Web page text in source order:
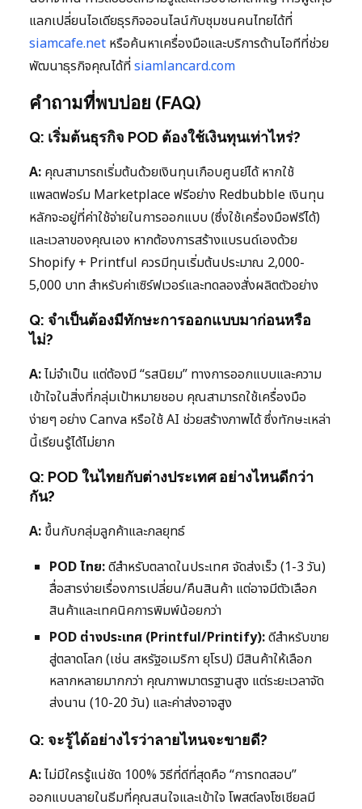
แลกเปลี่ยนไอเดียธุรกิจออนไลน์กับชุมชนคนไทยได้ที่
siamcafe.net หรือค้นหาเครื่องมือและบริการด้านไอทีที่ช่วย
พัฒนาธุรกิจคุณได้ที่siamlancard.com
คำถามที่พบบ่อย (FAQ)
Q: เริ่มต้นธุรกิจ POD ต้องใช้เงินทุนเท่าไหร่?
A: คุณสามารถเริ่มต้นด้วยเงินทุนเกือบศูนย์ได้ หากใช้
แพลตฟอร์ม Marketplace ฟรีอย่าง Redbubble เงินทุน
หลักจะอยู่ที่ค่าใช้จ่ายในการออกแบบ (ซึ่งใช้เครื่องมือฟรีได้)
และเวลาของคุณเอง หากต้องการสร้างแบรนด์เองด้วย
Shopify + Printful ควรมีทุนเริ่มต้นประมาณ 2,000-
5,000 บาท สำหรับค่าเซิร์ฟเวอร์และทดลองสั่งผลิตตัวอย่าง
Q: จำเป็นต้องมีทักษะการออกแบบมาก่อนหรือ
ไม่?
A:ไม่จำเป็น แต่ต้องมี “รสนิยม” ทางการออกแบบและความ
เข้าใจในสิ่งที่กลุ่มเป้าหมายชอบ คุณสามารถใช้เครื่องมือ
ง่ายๆ อย่าง Canva หรือใช้ AI ช่วยสร้างภาพได้ ซึ่งทักษะเหล่า
นี้เรียนรู้ได้ไม่ยาก
Q: POD ในไทยกับต่างประเทศ อย่างไหนดีกว่า
กัน?
A: ขึ้นกับกลุ่มลูกค้าและกลยุทธ์
POD ไทย:ดีสำหรับตลาดในประเทศ จัดส่งเร็ว (1-3 วัน)
สื่อสารง่ายเรื่องการเปลี่ยน/คืนสินค้า แต่อาจมีตัวเลือก
สินค้าและเทคนิคการพิมพ์น้อยกว่า
POD ต่างประเทศ (Printful/Printify):ดีสำหรับขาย
สู่ตลาดโลก (เช่น สหรัฐอเมริกา ยุโรป) มีสินค้าให้เลือก
หลากหลายมากกว่า คุณภาพมาตรฐานสูง แต่ระยะเวลาจัด
ส่งนาน (10-20 วัน) และค่าส่งอาจสูง
Q: จะรู้ได้อย่างไรว่าลายไหนจะขายดี?
A:ไม่มีใครรู้แน่ชัด 100% วิธีที่ดีที่สุดคือ “การทดสอบ”
ออกแบบลายในธีมที่คุณสนใจและเข้าใจ โพสต์ลงโซเชียลมี